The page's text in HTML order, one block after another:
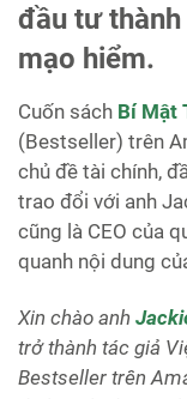
đầu tư
mạo hiểm.
Cuốn sách Bí Mật
(Bestseller) trên
chủ đề tài chính,
trao đổi với anh
cũng là CEO của
quanh nội dung
Xin chào anh
trở thành tác giả
Bestseller trên